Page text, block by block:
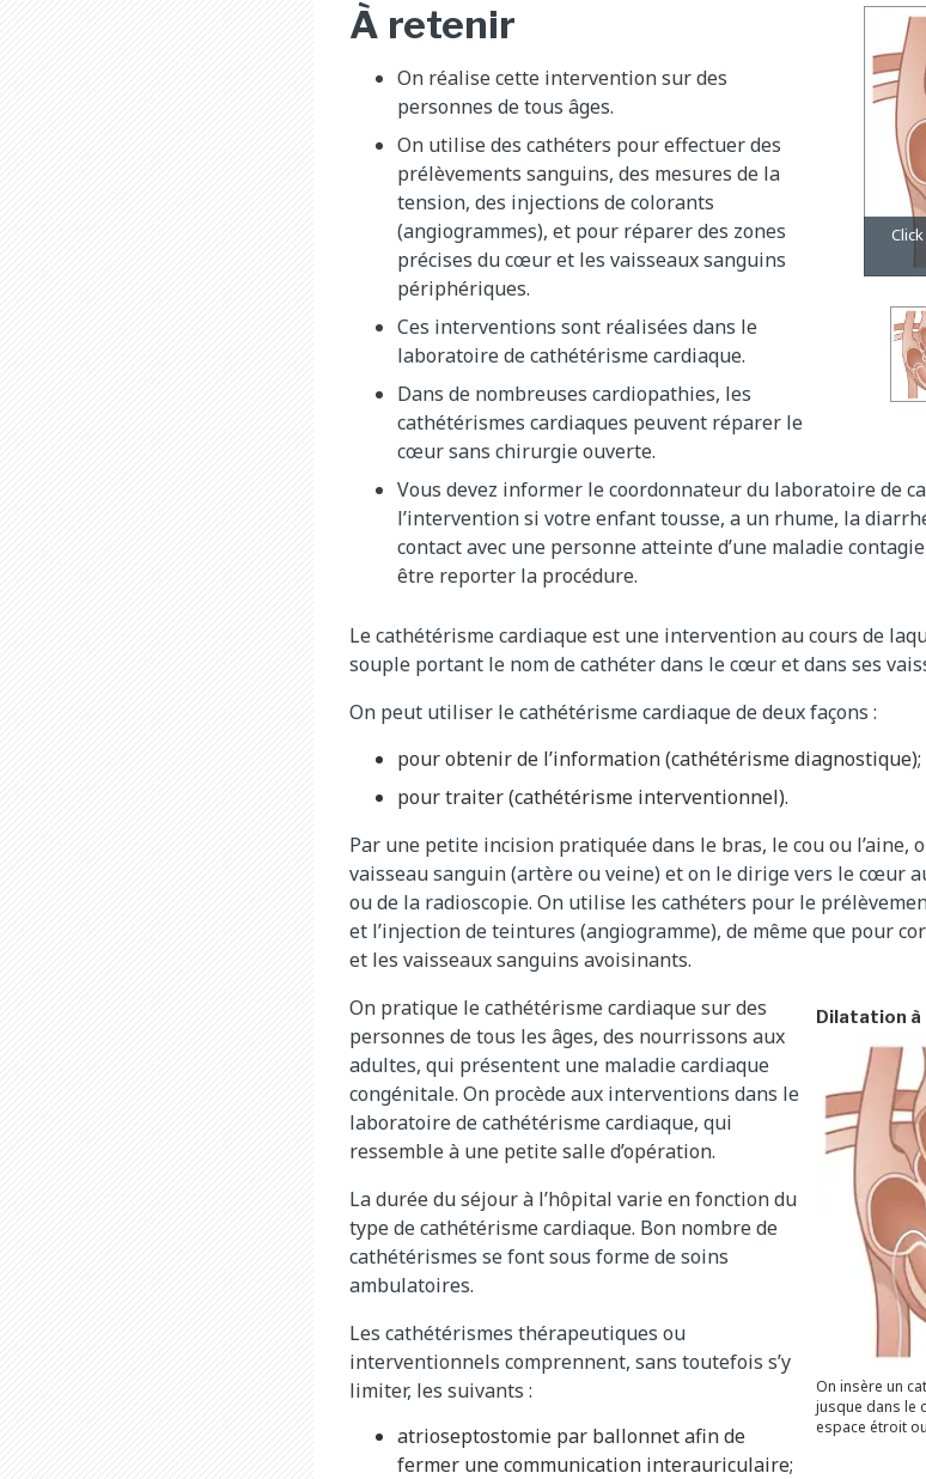
À retenir
On réalise cette intervention sur des
personnes de tous âges.
On utilise des cathéters pour effectuer des
prélèvements sanguins, des mesures de la
tension, des injections de colorants
(angiogrammes), et pour réparer des zones
précises du cœur et les vaisseaux sanguins
périphériques.
Ces interventions sont réalisées dans le
laboratoire de cathétérisme cardiaque.
Dans de nombreuses cardiopathies, les
cathétérismes cardiaques peuvent réparer le
cœur sans chirurgie ouverte.
Vous devez informer le coordonnateur du laboratoire de
l’intervention si votre enfant tousse, a un rhume, la
contact avec une personne atteinte d’une maladie
être reporter la procédure.
Le cathétérisme cardiaque est une intervention au cours de
souple portant le nom de cathéter dans le cœur et dans ses
On peut utiliser le cathétérisme cardiaque de deux façons :
pour obtenir de l’information (cathétérisme diagnostique);
pour traiter (cathétérisme interventionnel).
Par une petite incision pratiquée dans le bras, le cou ou l’aine,
vaisseau sanguin (artère ou veine) et on le dirige vers le cœur
ou de la radioscopie. On utilise les cathéters pour le
et l’injection de teintures (angiogramme), de même que pour
et les vaisseaux sanguins avoisinants.
Dilatation à
On insère un
jusque dans le
espace étroit
On pratique le cathétérisme cardiaque sur des
personnes de tous les âges, des nourrissons aux
adultes, qui présentent une maladie cardiaque
congénitale. On procède aux interventions dans le
laboratoire de cathétérisme cardiaque, qui
ressemble à une petite salle d’opération.
La durée du séjour à l’hôpital varie en fonction du
type de cathétérisme cardiaque. Bon nombre de
cathétérismes se font sous forme de soins
ambulatoires.
Les cathétérismes thérapeutiques ou
interventionnels comprennent, sans toutefois s’y
limiter, les suivants :
atrioseptostomie par ballonnet afin de
fermer une communication interauriculaire;